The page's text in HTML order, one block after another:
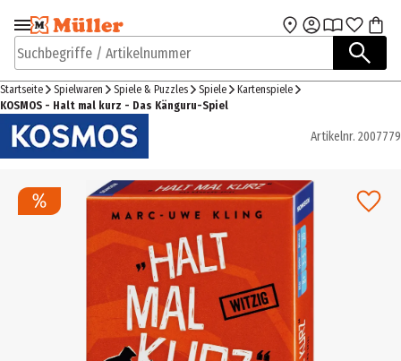
Zur Navigation
springen
Zum Hauptinhalt
Suchbegriffe / Artikelnummer
Startseite Spielwaren Spiele & Puzzles Spiele
Kartenspiele
KOSMOS - Halt mal kurz - Das Känguru-Spiel
Artikelnr. 2007779